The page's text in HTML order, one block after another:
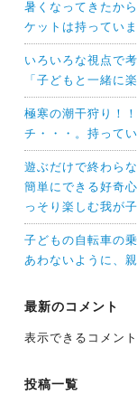
暑くなってきたか
ケットは持ってい
いろいろな視点で
「子どもと一緒に
極寒の潮干狩り！
チ・・・。持って
遊ぶだけで終わら
簡単にできる好奇
っそり楽しむ我が
子どもの自転車の
あわないように、
最新のコメント
表示できるコメン
投稿一覧